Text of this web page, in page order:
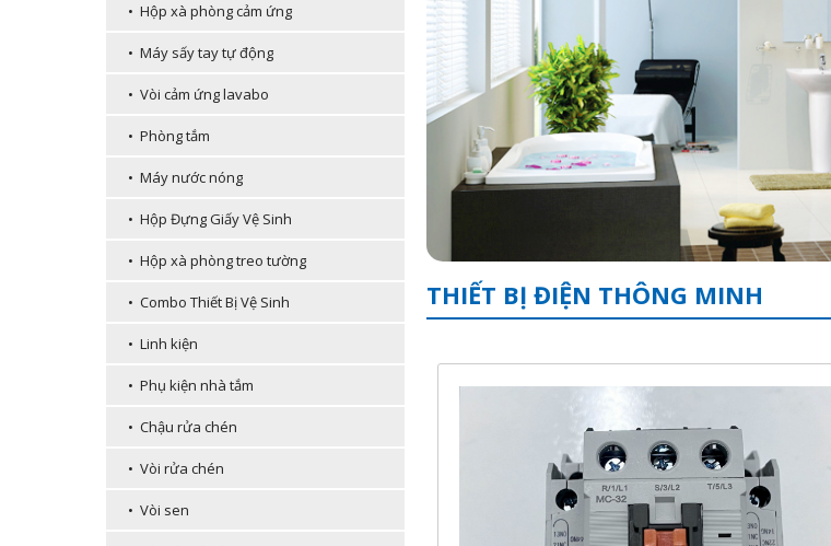
• Hộp xà phòng cảm ứng
• Máy sấy tay tự động
• Vòi cảm ứng lavabo
• Phòng tắm
• Máy nước nóng
• Hộp Đựng Giấy Vệ Sinh
• Hộp xà phòng treo tường
• Combo Thiết Bị Vệ Sinh
• Linh kiện
• Phụ kiện nhà tắm
• Chậu rửa chén
• Vòi rửa chén
• Vòi sen
THIẾT BỊ ĐIỆN THÔNG MINH